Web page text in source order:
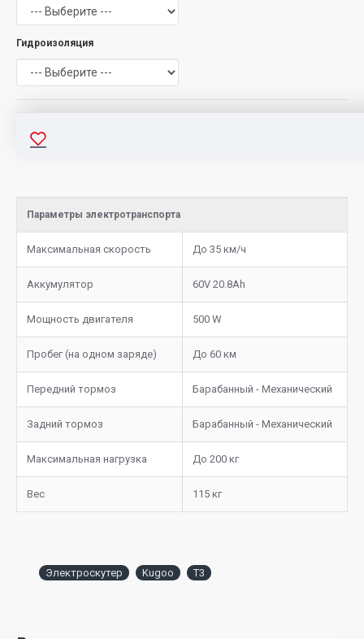
Гидроизоляция
Параметры электротранспорта
Максимальная скорость До 35 км/ч
Аккумулятор 60V 20.8Ah
Мощность двигателя 500 W
Пробег (на одном заряде) До 60 км
Передний тормоз Барабанный - Механический
Задний тормоз Барабанный - Механический
Максимальная нагрузка До 200 кг
Вес 115 кг
Электроскутер Kugoo T3